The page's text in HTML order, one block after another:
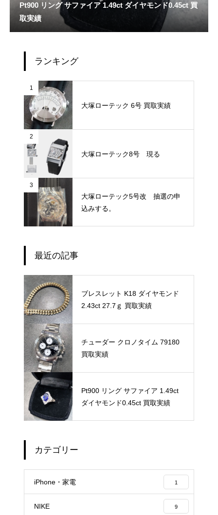
Pt900 リング サファイア 1.49ct ダイヤモンド0.45ct 買
取実績
ランキング
1
大塚ローテック 6号 買取実績
2
大塚ローテック8号 現る
3
大塚ローテック5号改 抽選の申
込みする。
最近の記事
ブレスレット K18 ダイヤモンド
2.43ct 27.7ｇ 買取実績
チューダー クロノタイム 79180
買取実績
Pt900 リング サファイア 1.49ct
ダイヤモンド0.45ct 買取実績
カテゴリー
iPhone・家電 1
NIKE 9